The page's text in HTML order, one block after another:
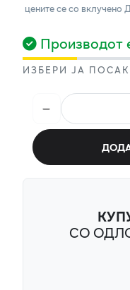
цените се со вклучено
Производот
ИЗБЕРИ ЈА
СО